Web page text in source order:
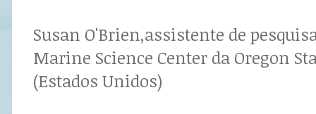
Susan O'Brien,assistente de
Marine Science Center da Oregon
(Estados Unidos)